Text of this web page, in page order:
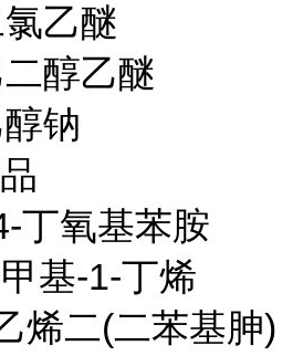
乙醚
醇乙醚
钠
丁氧基苯胺
基-1-丁烯
烯二(二苯基胂)